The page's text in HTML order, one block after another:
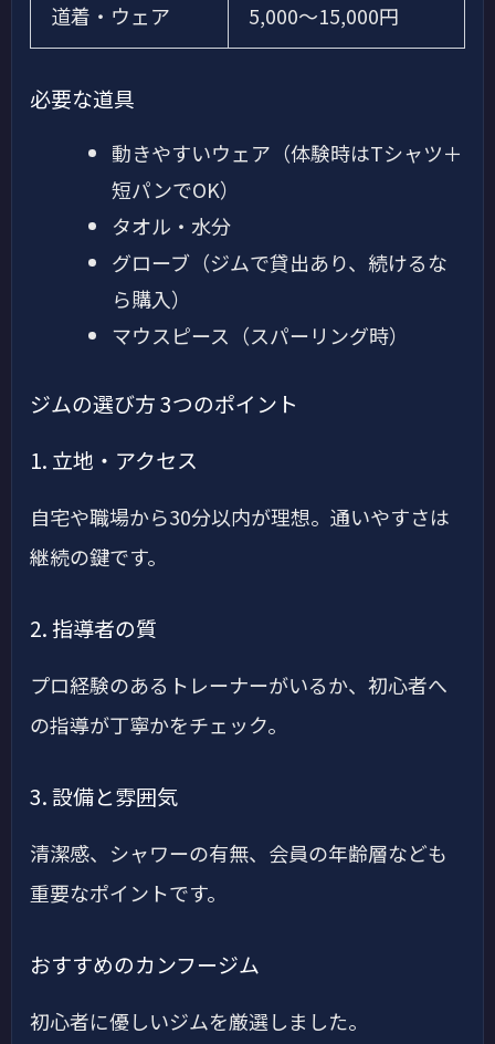
道着・ウェア 5,000〜15,000円
必要な道具
動きやすいウェア（体験時はTシャツ＋
短パンでOK）
タオル・水分
グローブ（ジムで貸出あり、続けるな
ら購入）
マウスピース（スパーリング時）
ジムの選び方 3つのポイント
1. 立地・アクセス
自宅や職場から30分以内が理想。通いやすさは
継続の鍵です。
2. 指導者の質
プロ経験のあるトレーナーがいるか、初心者へ
の指導が丁寧かをチェック。
3. 設備と雰囲気
清潔感、シャワーの有無、会員の年齢層なども
重要なポイントです。
おすすめのカンフージム
初心者に優しいジムを厳選しました。